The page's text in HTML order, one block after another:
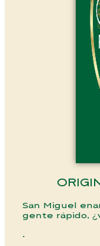
San Miguel
gente rápido,
.